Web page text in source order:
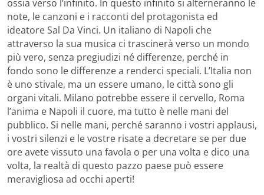
ossia verso l’infinito. In questo infinito si alterneranno le
note, le canzoni e i racconti del protagonista ed
ideatore Sal Da Vinci. Un italiano di Napoli che
attraverso la sua musica ci trascinerà verso un mondo
più vero, senza pregiudizi né differenze, perché in
fondo sono le differenze a renderci speciali. L’Italia non
è uno stivale, ma un essere umano, le città sono gli
organi vitali. Milano potrebbe essere il cervello, Roma
l’anima e Napoli il cuore, ma tutto è nelle mani del
pubblico. Si nelle mani, perché saranno i vostri applausi,
i vostri silenzi e le vostre risate a decretare se per due
ore avete vissuto una favola o per una volta e dico una
volta, la realtà di questo pazzo paese può essere
meravigliosa ad occhi aperti!